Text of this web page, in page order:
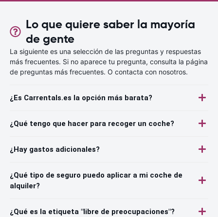
Lo que quiere saber la mayoría
de gente
La siguiente es una selección de las preguntas y respuestas
más frecuentes. Si no aparece tu pregunta, consulta la página
de preguntas más frecuentes. O contacta con nosotros.
¿Es Carrentals.es la opción más barata?
¿Qué tengo que hacer para recoger un coche?
¿Hay gastos adicionales?
¿Qué tipo de seguro puedo aplicar a mi coche de
alquiler?
¿Qué es la etiqueta "libre de preocupaciones"?